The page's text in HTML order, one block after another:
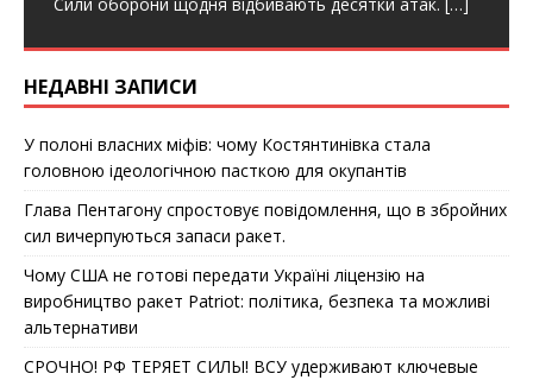
Сили оборони щодня відбивають десятки атак. […]
НЕДАВНІ ЗАПИСИ
У полоні власних міфів: чому Костянтинівка стала
головною ідеологічною пасткою для окупантів
Глава Пентагону спростовує повідомлення, що в збройних
сил вичерпуються запаси ракет.
Чому США не готові передати Україні ліцензію на
виробництво ракет Patriot: політика, безпека та можливі
альтернативи
СРОЧНО! РФ ТЕРЯЕТ СИЛЫ! ВСУ удерживают ключевые